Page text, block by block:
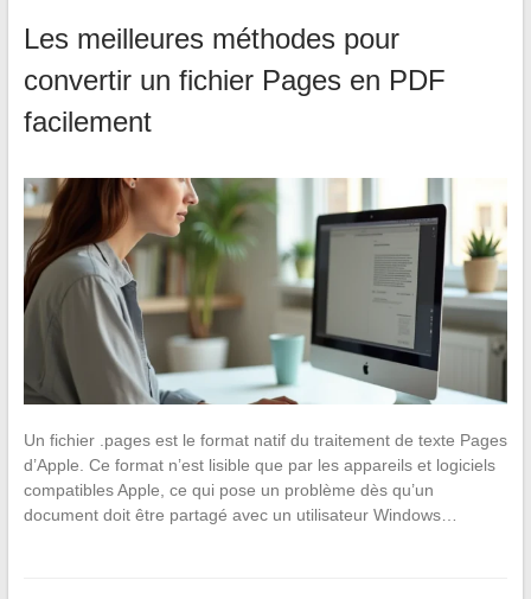
Les meilleures méthodes pour
convertir un fichier Pages en PDF
facilement
Un fichier .pages est le format natif du traitement de texte Pages
d’Apple. Ce format n’est lisible que par les appareils et logiciels
compatibles Apple, ce qui pose un problème dès qu’un
document doit être partagé avec un utilisateur Windows…